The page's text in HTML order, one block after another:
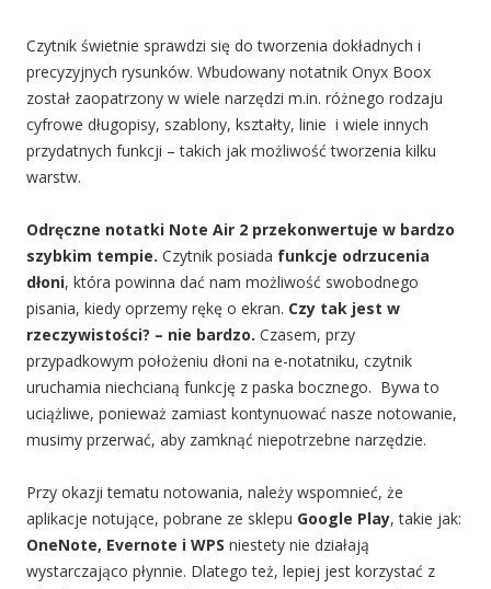
Czytnik świetnie sprawdzi się do tworzenia dokładnych i
precyzyjnych rysunków. Wbudowany notatnik Onyx Boox
został zaopatrzony w wiele narzędzi m.in. różnego rodzaju
cyfrowe długopisy, szablony, kształty, linie i wiele innych
przydatnych funkcji – takich jak możliwość tworzenia kilku
warstw.
Odręczne notatki Note Air 2 przekonwertuje w bardzo
szybkim tempie. Czytnik posiada funkcje odrzucenia
dłoni, która powinna dać nam możliwość swobodnego
pisania, kiedy oprzemy rękę o ekran. Czy tak jest w
rzeczywistości? – nie bardzo. Czasem, przy
przypadkowym położeniu dłoni na e-notatniku, czytnik
uruchamia niechcianą funkcję z paska bocznego. Bywa to
uciążliwe, ponieważ zamiast kontynuować nasze notowanie,
musimy przerwać, aby zamknąć niepotrzebne narzędzie.
Przy okazji tematu notowania, należy wspomnieć, że
aplikacje notujące, pobrane ze sklepu Google Play, takie jak:
OneNote, Evernote i WPS niestety nie działają
wystarczająco płynnie. Dlatego też, lepiej jest korzystać z